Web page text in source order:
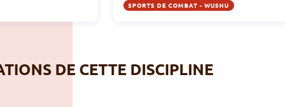
SPORTS DE COMBAT - WUSHU
DE CETTE DISCIPLINE